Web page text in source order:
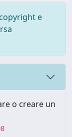
e
o creare un